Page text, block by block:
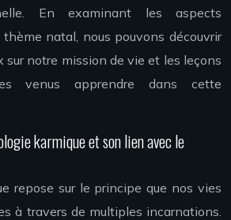
En examinant les aspects
natal, nous pouvons découvrir
sur notre mission de vie et les leçons
venus apprendre dans cette
karmique et son lien avec le
repose sur le principe que nos vies
à travers de multiples incarnations.